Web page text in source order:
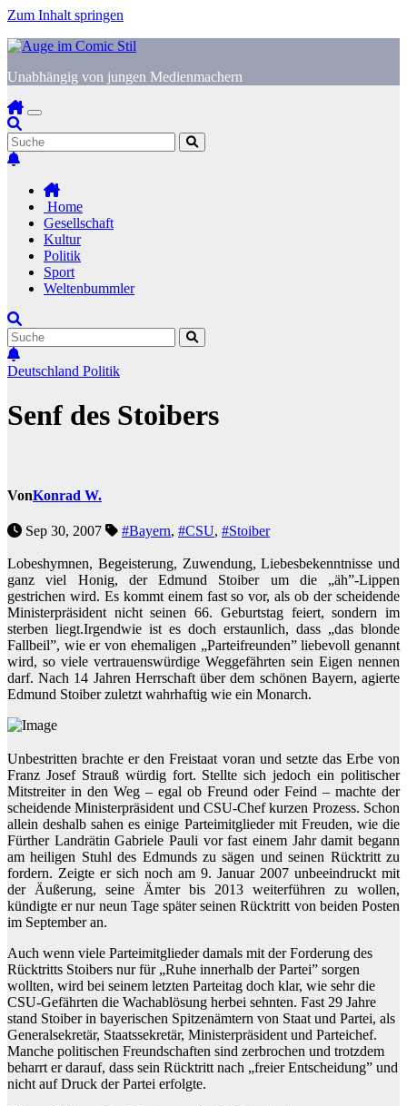
Zum Inhalt springen
Unabhängig von jungen Medienmachern
Home
Gesellschaft
Kultur
Politik
Sport
Weltenbummler
Deutschland Politik
Senf des Stoibers
VonKonrad W.
Sep 30, 2007 #Bayern, #CSU, #Stoiber
Lobeshymnen, Begeisterung, Zuwendung, Liebesbekenntnisse und
ganz viel Honig, der Edmund Stoiber um die „äh”-Lippen
gestrichen wird. Es kommt einem fast so vor, als ob der scheidende
Ministerpräsident nicht seinen 66. Geburtstag feiert, sondern im
sterben liegt.Irgendwie ist es doch erstaunlich, dass „das blonde
Fallbeil”, wie er von ehemaligen „Parteifreunden” liebevoll genannt
wird, so viele vertrauenswürdige Weggefährten sein Eigen nennen
darf. Nach 14 Jahren Herrschaft über dem schönen Bayern, agierte
Edmund Stoiber zuletzt wahrhaftig wie ein Monarch.
Unbestritten brachte er den Freistaat voran und setzte das Erbe von
Franz Josef Strauß würdig fort. Stellte sich jedoch ein politischer
Mitstreiter in den Weg – egal ob Freund oder Feind – machte der
scheidende Ministerpräsident und CSU-Chef kurzen Prozess. Schon
allein deshalb sahen es einige Parteimitglieder mit Freuden, wie die
Fürther Landrätin Gabriele Pauli vor fast einem Jahr damit begann
am heiligen Stuhl des Edmunds zu sägen und seinen Rücktritt zu
fordern. Zeigte er sich noch am 9. Januar 2007 unbeeindruckt mit
der Äußerung, seine Ämter bis 2013 weiterführen zu wollen,
kündigte er nur neun Tage später seinen Rücktritt von beiden Posten
im September an.
Auch wenn viele Parteimitglieder damals mit der Forderung des
Rücktritts Stoibers nur für „Ruhe innerhalb der Partei” sorgen
wollten, wird bei seinem letzten Parteitag doch klar, wie sehr die
CSU-Gefährten die Wachablösung herbei sehnten. Fast 29 Jahre
stand Stoiber in bayerischen Spitzenämtern von Staat und Partei, als
Generalsekretär, Staatssekretär, Ministerpräsident und Parteichef.
Manche politischen Freundschaften sind zerbrochen und trotzdem
beharrt er darauf, dass sein Rücktritt nach „freier Entscheidung” und
nicht auf Druck der Partei erfolgte.